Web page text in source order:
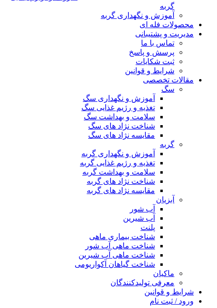
گربه
آموزش و نگهداری گربه
محصولات فله ای
مدیریت و پشتیبانی
تماس با ما
پرسش و پاسخ
ثبت شکایات
شرایط و قوانین
مقالات تخصصی
سگ
آموزش و نگهداری سگ
تغذیه و رژیم غذایی سگ
سلامت و بهداشت سگ
شناخت نژاد های سگ
مقایسه نژاد های سگ
گربه
آموزش و نگهداری گربه
تغذیه و رژیم غذایی گربه
سلامت و بهداشت گربه
شناخت نژاد های گربه
مقایسه نژاد های گربه
آبزیان
آب شور
آب شیرین
پلنت
شناخت بیماری ماهی
شناخت ماهی آب شور
شناخت ماهی آب شیرین
شناخت گیاهان آکواریومی
ماکیان
معرفی تولیدکنندگان
شرایط و قوانین
ورود / ثبت نام